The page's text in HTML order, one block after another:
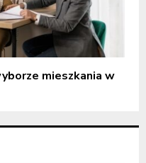
mieszkania w